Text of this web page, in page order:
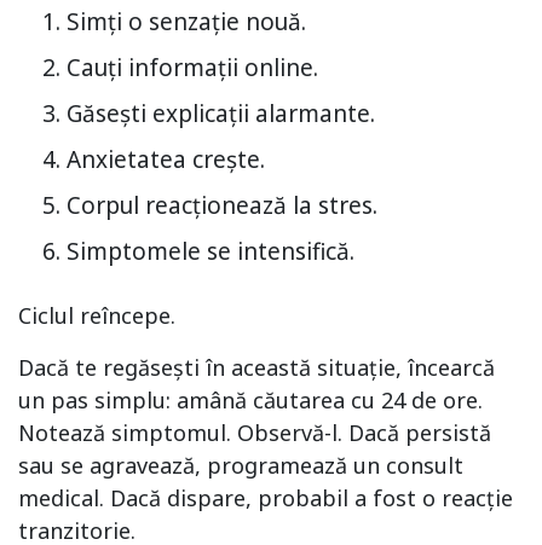
Simți o senzație nouă.
Cauți informații online.
Găsești explicații alarmante.
Anxietatea crește.
Corpul reacționează la stres.
Simptomele se intensifică.
Ciclul reîncepe.
Dacă te regăsești în această situație, încearcă
un pas simplu: amână căutarea cu 24 de ore.
Notează simptomul. Observă-l. Dacă persistă
sau se agravează, programează un consult
medical. Dacă dispare, probabil a fost o reacție
tranzitorie.